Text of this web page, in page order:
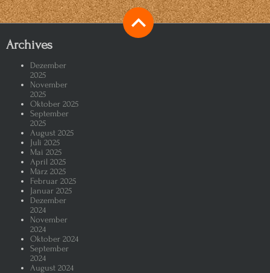
Archives
Dezember
2025
November
2025
Oktober 2025
September
2025
August 2025
Juli 2025
Mai 2025
April 2025
März 2025
Februar 2025
Januar 2025
Dezember
2024
November
2024
Oktober 2024
September
2024
August 2024